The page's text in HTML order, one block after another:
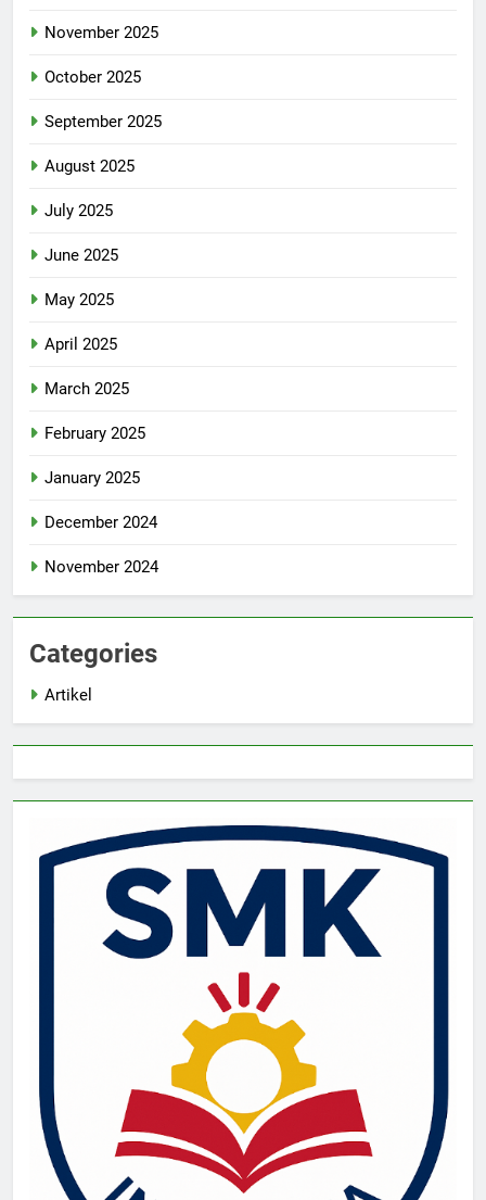
November 2025
October 2025
September 2025
August 2025
July 2025
June 2025
May 2025
April 2025
March 2025
February 2025
January 2025
December 2024
November 2024
Categories
Artikel